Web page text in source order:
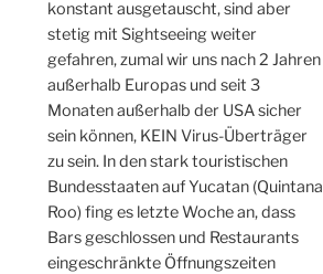
konstant ausgetauscht, sind aber
stetig mit Sightseeing weiter
gefahren, zumal wir uns nach 2 Jahren
außerhalb Europas und seit 3
Monaten außerhalb der USA sicher
sein können, KEIN Virus-Überträger
zu sein. In den stark touristischen
Bundesstaaten auf Yucatan (Quintana
Roo) fing es letzte Woche an, dass
Bars geschlossen und Restaurants
eingeschränkte Öffnungszeiten